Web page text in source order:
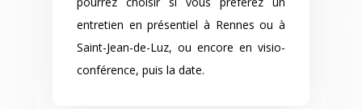
entretien en présentiel à Rennes ou à
Saint-Jean-de-Luz, ou encore en visio-
conférence, puis la date.